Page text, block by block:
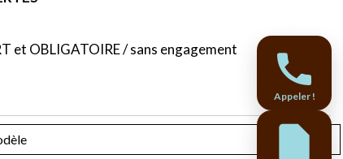
et OBLIGATOIRE / sans engagement
Appeler !